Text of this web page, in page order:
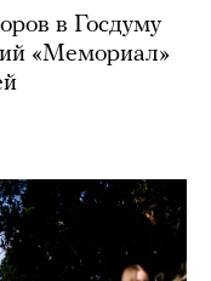
в Госдуму
«Мемориал»